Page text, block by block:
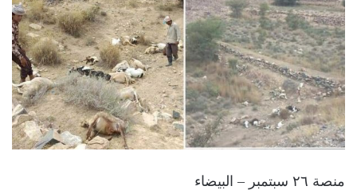
منصة ٢٦ سبتمبر – البيضاء